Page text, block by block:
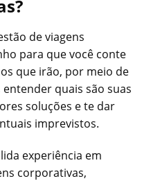
de viagens
para que você conte
que irão, por meio de
quais são suas
soluções e te dar
imprevistos.
experiência em
corporativas,